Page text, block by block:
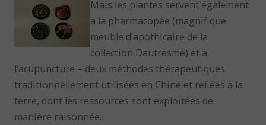
Mais les plantes servent également
à la pharmacopée (magnifique
meuble d’apothicaire de la
collection Dautresme) et à
l’acupuncture – deux méthodes thérapeutiques
traditionnellement utilisées en Chine et reliées à la
terre, dont les ressources sont exploitées de
manière raisonnée.